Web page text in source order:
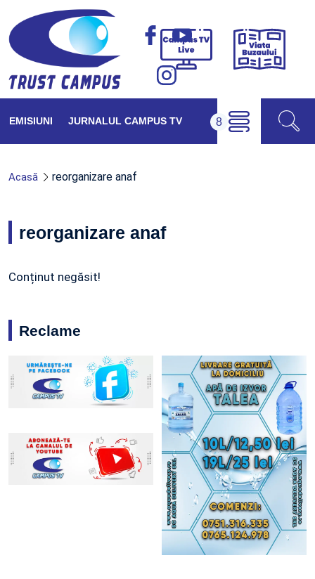
Campus
Viața
EMISIUNI JURNALUL CAMPUS TV
Acasă reorganizare anaf
reorganizare anaf
Conținut negăsit!
Reclame